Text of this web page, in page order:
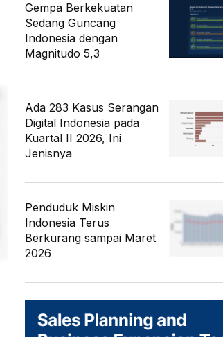
Gempa Berkekuatan
Sedang Guncang
Indonesia dengan
Magnitudo 5,3
Ada 283 Kasus Serangan
Digital Indonesia pada
Kuartal II 2026, Ini
Jenisnya
Penduduk Miskin
Indonesia Terus
Berkurang sampai Maret
2026